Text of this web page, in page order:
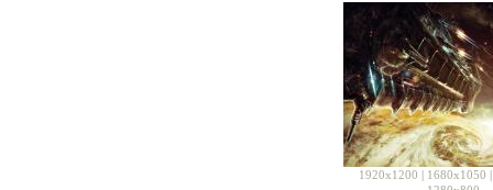
1920x1200 | 1680x1050